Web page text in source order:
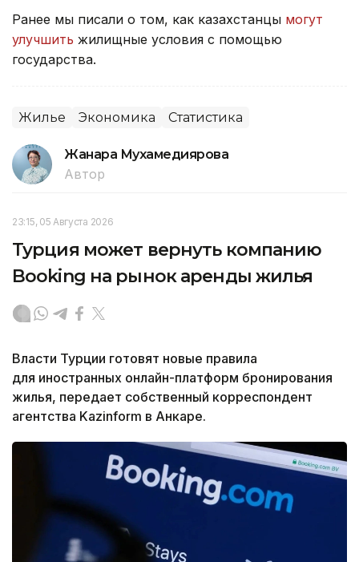
Ранее мы писали о том, как казахстанцы могут
улучшить жилищные условия с помощью
государства.
Жилье Экономика Статистика
Жанара Мухамедиярова
Автор
23:15, 05 Августа 2026
Турция может вернуть компанию
Booking на рынок аренды жилья
Власти Турции готовят новые правила
для иностранных онлайн-платформ бронирования
жилья, передает собственный корреспондент
агентства Kazinform в Анкаре.